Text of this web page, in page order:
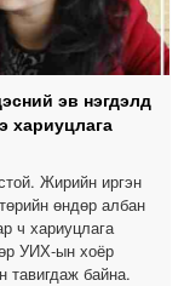
эв нэгдэлд
хариуцлага
Жирийн иргэн
өндөр албан
ч хариуцлага
УИХ-ын хоёр
тавигдаж байна.